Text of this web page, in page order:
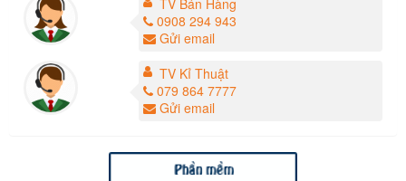
TV Bán Hàng
0908 294 943
Gửi email
TV Kỉ Thuật
079 864 7777
Gửi email